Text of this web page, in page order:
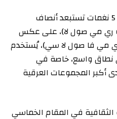
ويتكوّن المقام الخماسي من 5 نغمات تستبعد أنصاف
ري مي صول لا)، على عكس
مي فا صول لا سي)، يُستخدم
نطاق واسع، خاصة في
أكبر المجموعات العرقية
في المقام الخماسي